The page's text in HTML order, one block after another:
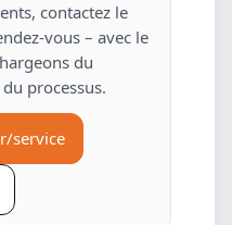
contactez le
vous – avec le
du
processus.
service